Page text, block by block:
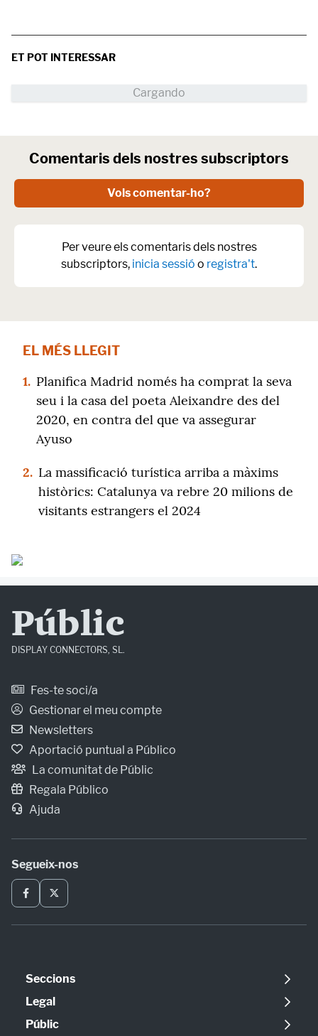
ET POT INTERESSAR
Comentaris dels nostres subscriptors
Vols comentar-ho?
Per veure els comentaris dels nostres
subscriptors, inicia sessió o registra't.
EL MÉS LLEGIT
1. Planifica Madrid només ha comprat la seva
seu i la casa del poeta Aleixandre des del
2020, en contra del que va assegurar
Ayuso
2. La massificació turística arriba a màxims
històrics: Catalunya va rebre 20 milions de
visitants estrangers el 2024
Públic
DISPLAY CONNECTORS, SL.
Fes-te soci/a
Gestionar el meu compte
Newsletters
Aportació puntual a Público
La comunitat de Públic
Regala Público
Ajuda
Segueix-nos
Seccions
Política
Opinió
Legal
Avís legal
Públic